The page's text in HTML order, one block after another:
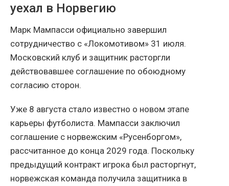
уехал в Норвегию
Марк Мампасси официально завершил
сотрудничество с «Локомотивом» 31 июля.
Московский клуб и защитник расторгли
действовавшее соглашение по обоюдному
согласию сторон.
Уже 8 августа стало известно о новом этапе
карьеры футболиста. Мампасси заключил
соглашение с норвежским «Русенборгом»,
рассчитанное до конца 2029 года. Поскольку
предыдущий контракт игрока был расторгнут,
норвежская команда получила защитника в